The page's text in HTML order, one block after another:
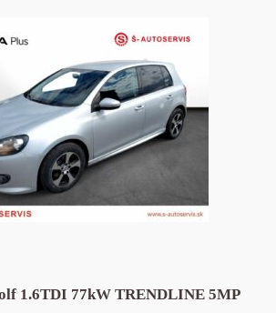
1.6TDI 77kW TRENDLINE 5MP